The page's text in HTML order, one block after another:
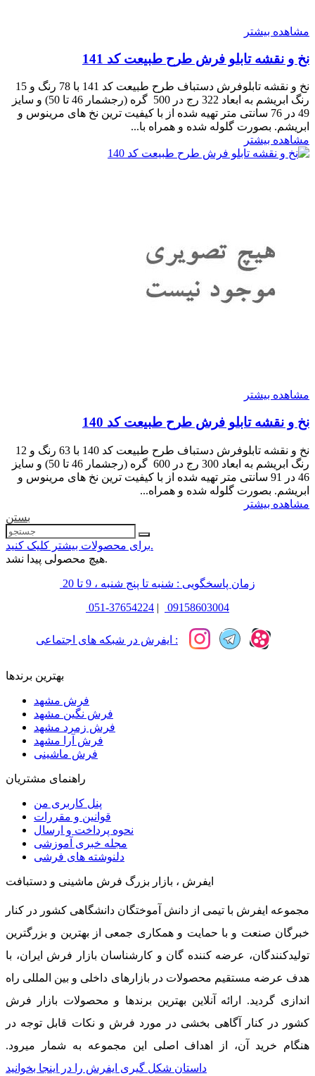
مشاهده بیشتر
نخ و نقشه تابلو فرش طرح طبیعت کد 141
نخ و نقشه تابلوفرش دستباف طرح طبیعت کد 141 با 78 رنگ و 15
رنگ ابریشم به ابعاد 322 رج در 500 گره (رجشمار 46 تا 50) و سایز
49 در 76 سانتی متر تهیه شده از با کیفیت ترین نخ های مرینوس و
ابریشم. بصورت گلوله شده و همراه با...
مشاهده بیشتر
مشاهده بیشتر
نخ و نقشه تابلو فرش طرح طبیعت کد 140
نخ و نقشه تابلوفرش دستباف طرح طبیعت کد 140 با 63 رنگ و 12
رنگ ابریشم به ابعاد 300 رج در 600 گره (رجشمار 46 تا 50) و سایز
46 در 91 سانتی متر تهیه شده از با کیفیت ترین نخ های مرینوس و
ابریشم. بصورت گلوله شده و همراه...
مشاهده بیشتر
بستن
برای محصولات بیشتر کلیک کنید.
هیچ محصولی پیدا نشد.
زمان پاسخگویی : شنبه تا پنج شنبه ، 9 تا 20
051-37654224 | 09158603004
ایفرش در شبکه های اجتماعی :
بهترین برندها
فرش مشهد
فرش نگین مشهد
فرش زمرد مشهد
فرش آرا مشهد
فرش ماشینی
راهنمای مشتریان
پنل کاربری من
قوانین و مقررات
نحوه پرداخت و ارسال
مجله خبری آموزشی
دلنوشته های فرشی
ایفرش ، بازار بزرگ فرش ماشینی و دستبافت
مجموعه ایفرش با تیمی از دانش آموختگان دانشگاهی کشور در کنار
خبرگان صنعت و با حمایت و همکاری جمعی از بهترین و بزرگترین
تولیدکنندگان، عرضه کننده گان و کارشناسان بازار فرش ایران، با
هدف عرضه مستقیم محصولات در بازارهای داخلی و بین المللی راه
اندازی گردید. ارائه آنلاین بهترین برندها و محصولات بازار فرش
کشور در کنار آگاهی بخشی در مورد فرش و نکات قابل توجه در
هنگام خرید آن، از اهداف اصلی این مجموعه به شمار میرود.
داستان شکل گیری ایفرش را در اینجا بخوانید